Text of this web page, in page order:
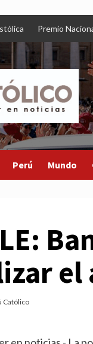
Premio
Perú Mundo
Católico